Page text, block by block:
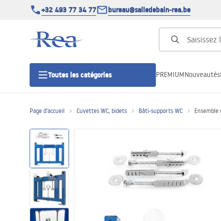
+32 493 77 34 77 bureau@salledebain-rea.be
Toutes les catégories
Portes de douche
Receveurs de douche
Caniveaux de douche
PREMIUMNouveautés
Page d'accueil Cuvettes WC, bidets Bâti-supports WC